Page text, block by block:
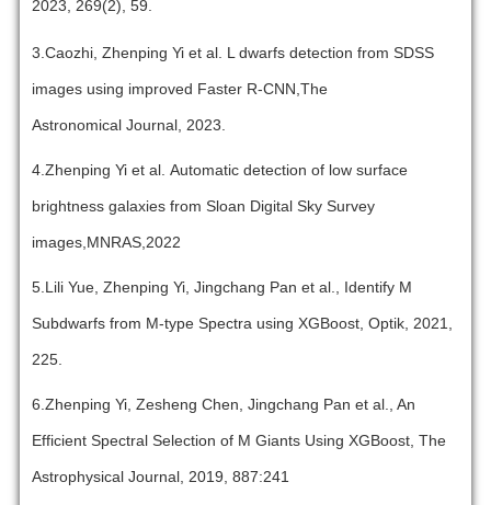
2023, 269(2), 59.
3. Caozhi, Zhenping Yi et al. L dwarfs detection from SDSS
images using improved Faster R-CNN, The
AstronomicalJournal, 2023.
4.Zhenping Yi et al. Automatic detection of low surface
brightness galaxies from Sloan Digital Sky Survey
images,MNRAS,2022
5.Lili Yue, Zhenping Yi, Jingchang Pan et al., Identify M
Subdwarfs from M-type Spectra using XGBoost, Optik, 2021,
225.
6.Zhenping Yi, Zesheng Chen, Jingchang Pan et al., An
Efficient Spectral Selection of M Giants Using XGBoost, The
Astrophysical Journal, 2019, 887:241